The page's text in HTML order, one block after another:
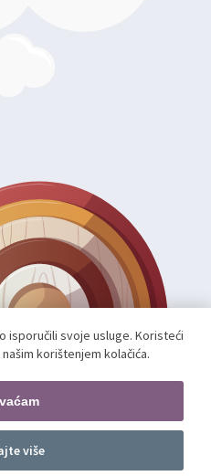
u košaricu
isporučili svoje usluge. Koristeći
korištenjem kolačića.
više